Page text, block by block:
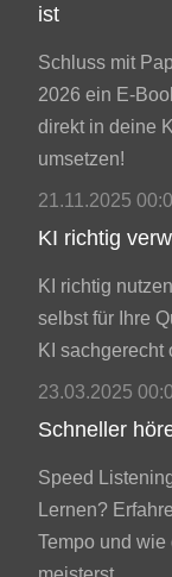
ist
Schluss mit
2026 ein E-
direkt in deine
umsetzen!
21.11.2025
KI richtig
KI richtig
selbst für Ihre
KI sachgerecht
23.03.2025
Schneller
Speed
Lernen?
Tempo und